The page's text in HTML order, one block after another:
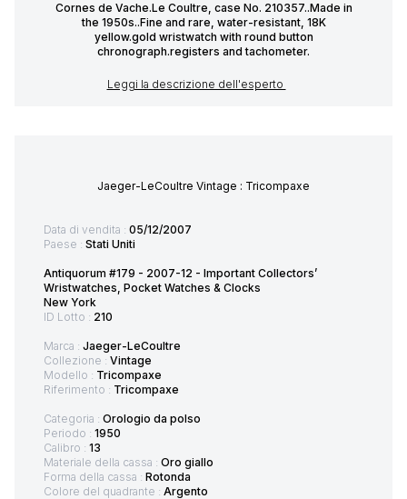
Cornes de Vache.Le Coultre, case No. 210357..Made in
the 1950s..Fine and rare, water-resistant, 18K
yellow.gold wristwatch with round button
chronograph.registers and tachometer.
Leggi la descrizione dell'esperto
Jaeger-LeCoultre Vintage : Tricompaxe
Data di vendita : 05/12/2007
Paese : Stati Uniti
Antiquorum #179 - 2007-12 - Important Collectors’
Wristwatches, Pocket Watches & Clocks
New York
ID Lotto : 210
Marca : Jaeger-LeCoultre
Collezione : Vintage
Modello : Tricompaxe
Riferimento : Tricompaxe
Categoria : Orologio da polso
Periodo : 1950
Calibro : 13
Materiale della cassa : Oro giallo
Forma della cassa : Rotonda
Colore del quadrante : Argento